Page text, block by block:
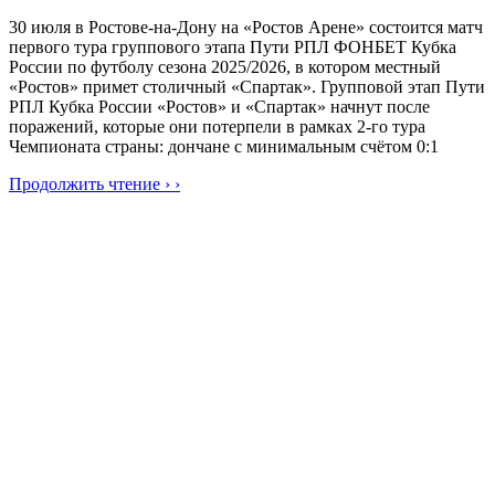
30 июля в Ростове-на-Дону на «Ростов Арене» состоится матч
первого тура группового этапа Пути РПЛ ФОНБЕТ Кубка
России по футболу сезона 2025/2026, в котором местный
«Ростов» примет столичный «Спартак». Групповой этап Пути
РПЛ Кубка России «Ростов» и «Спартак» начнут после
поражений, которые они потерпели в рамках 2-го тура
Чемпионата страны: дончане с минимальным счётом 0:1
Продолжить чтение › ›